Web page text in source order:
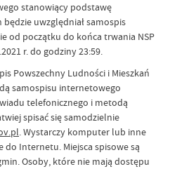
stanowiący podstawę
uwzględniał samospis
od początku do końca trwania NSP
r. do godziny 23:59.
Powszechny Ludności i Mieszkań
samospisu internetowego
telefonicznego i metodą
spisać się samodzielnie
. Wystarczy komputer lub inne
do Internetu. Miejsca spisowe są
Osoby, które nie mają dostępu